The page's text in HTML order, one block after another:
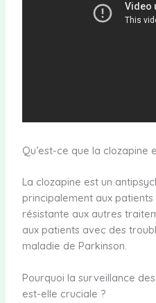
Qu’est-ce que la clozapine
La clozapine est un
principalement aux
résistante aux autres
aux patients avec des
maladie de Parkinson.
Pourquoi la surveillance
est-elle cruciale ?